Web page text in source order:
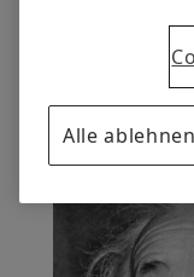
Alle ablehnen